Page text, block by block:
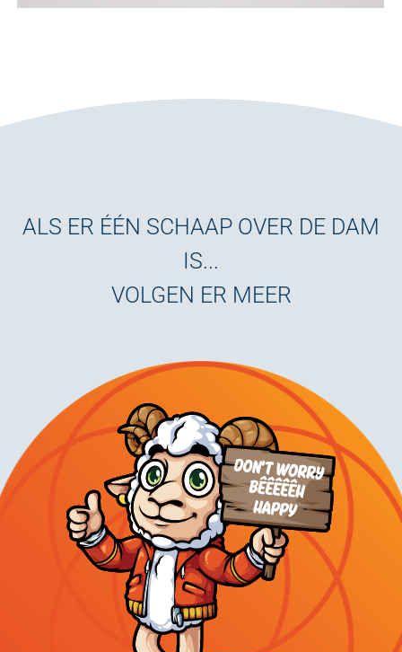
ALS ER ÉÉN SCHAAP OVER DE DAM
IS...
VOLGEN ER MEER